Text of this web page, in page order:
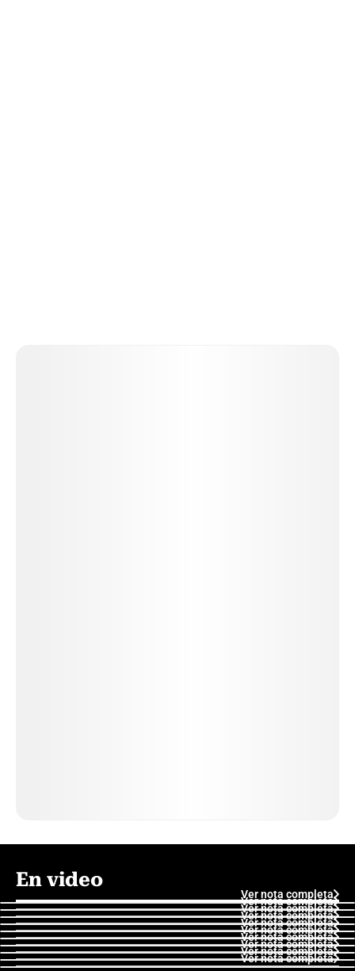
En video
Ver nota completa
Ver nota completa
Ver nota completa
Ver nota completa
Ver nota completa
Ver nota completa
Ver nota completa
Ver nota completa
Ver nota completa
Ver nota completa